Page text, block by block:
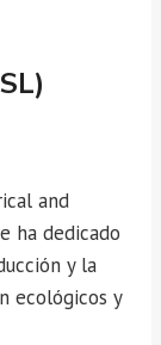
and
ha dedicado
y la
ecológicos y